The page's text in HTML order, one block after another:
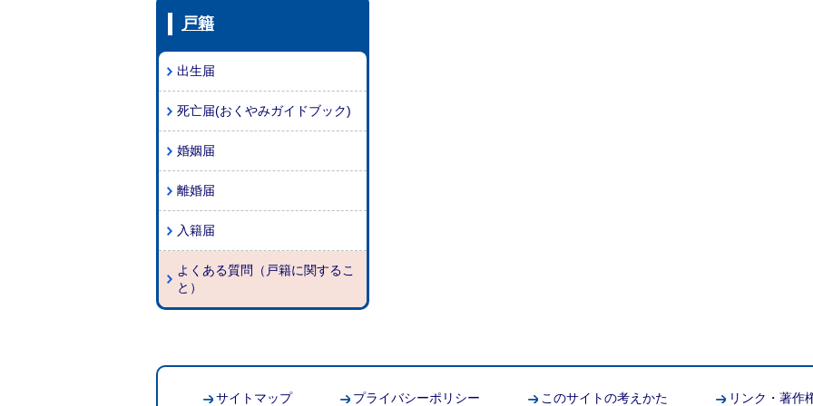
戸籍
出生届
死亡届(おくやみガイドブック)
婚姻届
離婚届
入籍届
よくある質問（戸籍に関するこ
と）
サイトマップ プライバシーポリシー このサイトの考えかた リンク・著作